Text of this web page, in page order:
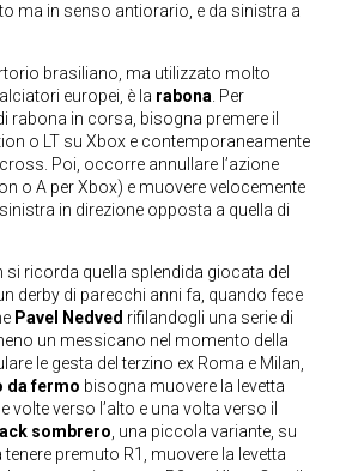
ma in senso antiorario, e da sinistra a
brasiliano, ma utilizzato molto
europei, è la rabona. Per
rabona in corsa, bisogna premere il
o LT su Xbox e contemporaneamente
Poi, occorre annullare l’azione
o A per Xbox) e muovere velocemente
in direzione opposta a quella di
ricorda quella splendida giocata del
derby di parecchi anni fa, quando fece
Pavel Nedved rifilandogli una serie di
un messicano nel momento della
le gesta del terzino ex Roma e Milan,
da fermo bisogna muovere la levetta
volte verso l’alto e una volta verso il
sombrero, una piccola variante, su
premuto R1, muovere la levetta